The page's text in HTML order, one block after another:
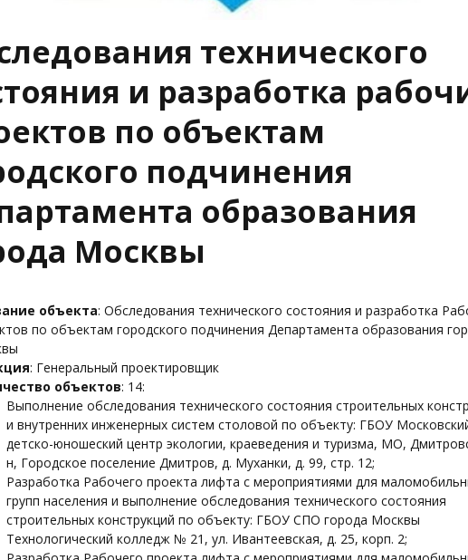
технического
и разработка
по объектам
подчинения
образования
Москвы
объекта: Обследования технического состояния и разработка
по объектам городского подчинения Департамента образования
: Генеральный проектировщик
объектов: 14:
Выполнение обследования технического состояния строительных
и внутренних инженерных систем столовой по объекту: ГБОУ
детско-юношеский центр экологии, краеведения и туризма, МО,
н, Городское поселение Дмитров, д. Муханки, д. 99, стр. 12;
Разработка Рабочего проекта лифта с мероприятиями для
групп населения и выполнение обследования технического состояния
строительных конструкций по объекту: ГБОУ СПО города Москвы
Технологический колледж № 21, ул. Ивантеевская, д. 25, корп. 2;